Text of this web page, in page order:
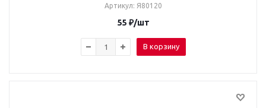
Артикул: Я80120
55 ₽/шт
В корзину